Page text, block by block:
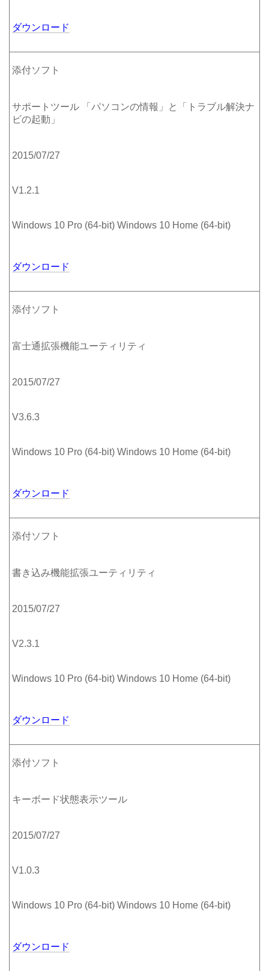
ダウンロード
添付ソフト
サポートツール 「パソコンの情報」と「トラブル解決ナ
ビの起動」
2015/07/27
V1.2.1
Windows 10 Pro (64-bit) Windows 10 Home (64-bit)
ダウンロード
添付ソフト
富士通拡張機能ユーティリティ
2015/07/27
V3.6.3
Windows 10 Pro (64-bit) Windows 10 Home (64-bit)
ダウンロード
添付ソフト
書き込み機能拡張ユーティリティ
2015/07/27
V2.3.1
Windows 10 Pro (64-bit) Windows 10 Home (64-bit)
ダウンロード
添付ソフト
キーボード状態表示ツール
2015/07/27
V1.0.3
Windows 10 Pro (64-bit) Windows 10 Home (64-bit)
ダウンロード